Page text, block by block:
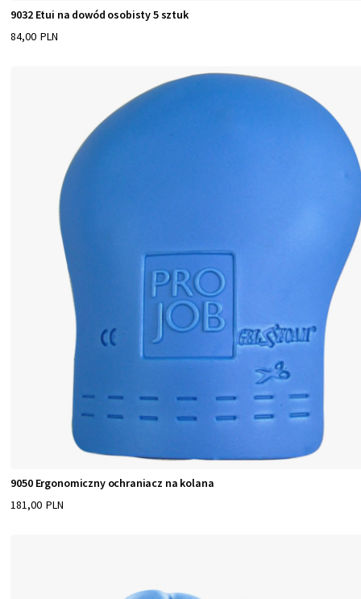
9032 Etui na dowód osobisty 5 sztuk
84,00 PLN
9050 Ergonomiczny ochraniacz na kolana
181,00 PLN